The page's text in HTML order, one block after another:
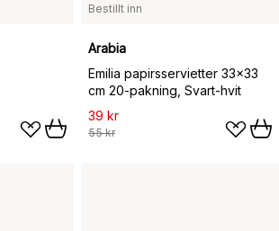
Bestillt inn
Arabia
Emilia papirsservietter 33x33
cm 20-pakning, Svart-hvit
39 kr
55 kr